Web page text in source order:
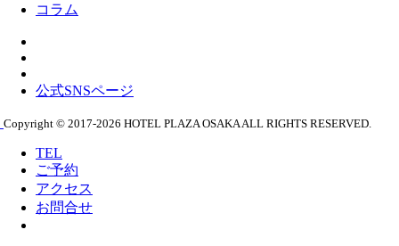
コラム
公式SNSページ
Copyright © 2017-2026 HOTEL PLAZA OSAKA ALL RIGHTS RESERVED.
TEL
ご予約
アクセス
お問合せ